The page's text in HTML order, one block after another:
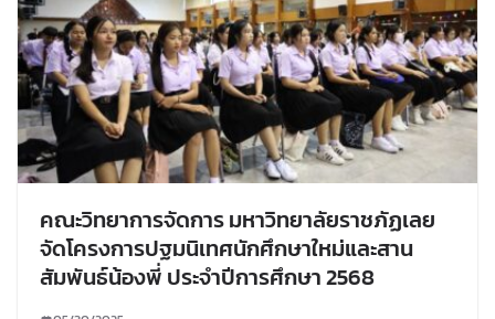
คณะวิทยาการจัดการ มหาวิทยาลัยราชภัฏเลย
จัดโครงการปฐมนิเทศนักศึกษาใหม่และสาน
สัมพันธ์น้องพี่ ประจำปีการศึกษา 2568